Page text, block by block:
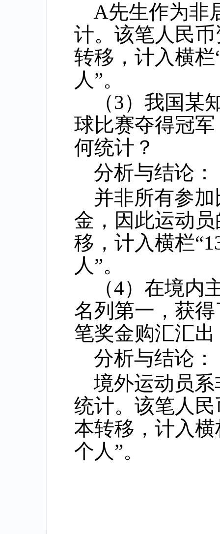
A先生作为非
计。该笔人民
转移，计入横栏
人”。
（3）我国某
球比赛夺得冠
何统计？
分析与结论：
并非所有参
金，因此运动
移，计入横栏“
人”。
（4）在境内
名列第一，获
笔奖金购汇汇
分析与结论：
境外运动员
统计。该笔人
本转移，计入横
个人”。